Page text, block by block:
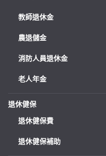
教師退休金
農退儲金
消防人員退休金
老人年金
退休健保
退休健保費
退休健保補助